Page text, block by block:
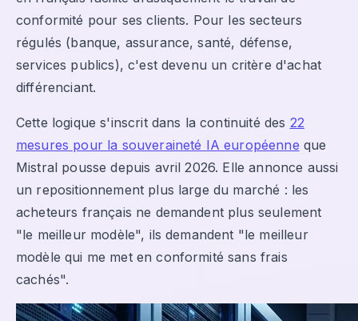
conformité pour ses clients. Pour les secteurs
régulés (banque, assurance, santé, défense,
services publics), c'est devenu un critère d'achat
différenciant.
Cette logique s'inscrit dans la continuité des 22
mesures pour la souveraineté IA européenne que
Mistral pousse depuis avril 2026. Elle annonce aussi
un repositionnement plus large du marché : les
acheteurs français ne demandent plus seulement
"le meilleur modèle", ils demandent "le meilleur
modèle qui me met en conformité sans frais
cachés".